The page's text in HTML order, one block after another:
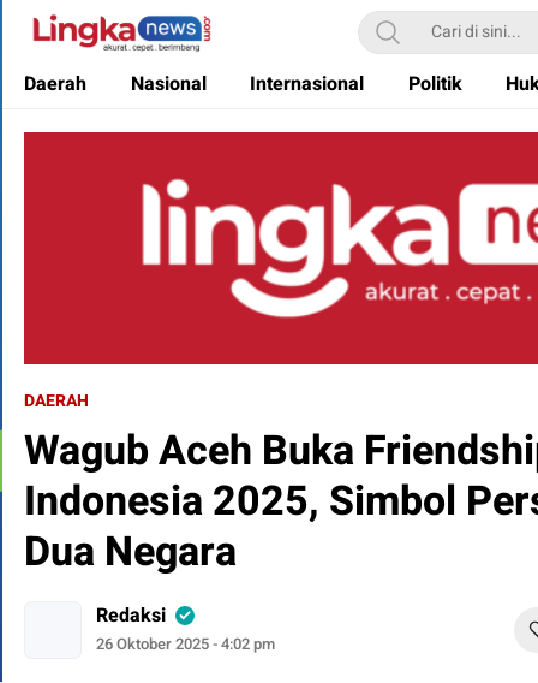
Lingkanews
Akurat. Cepat & Berimbang
Daerah Nasional Internasional Politik
DAERAH
Wagub Aceh Buka
Indonesia 2025, Simbol
Dua Negara
Redaksi
26 Oktober 2025 - 4:02 pm